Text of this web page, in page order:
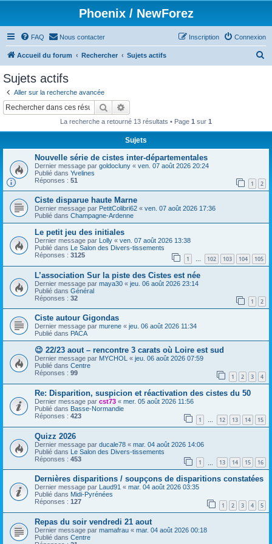
Phoenix / NewForez
FAQ Nous contacter Connexion
Inscription
Accueil du forum Rechercher Sujets actifs
Sujets actifs
Aller sur la recherche avancée
Rechercher
La recherche a retourné 13 résultats • Page 1 sur 1
Sujets
Nouvelle série de cistes inter-départementales
Dernier message par goldocluny « ven. 07 août 2026 20:24
Publié dans Yvelines
Réponses : 51 1 2
Ciste disparue haute Marne
Dernier message par PetitColibri62 « ven. 07 août 2026 17:36
Publié dans Champagne-Ardenne
Le petit jeu des initiales
Dernier message par Lolly « ven. 07 août 2026 13:38
Publié dans Le Salon des Divers-tissements
Réponses : 3125 1 … 102 103 104 105
L’association Sur la piste des Cistes est née
Dernier message par maya30 « jeu. 06 août 2026 23:14
Publié dans Général
Réponses : 32 1 2
Ciste autour Gigondas
Dernier message par murene « jeu. 06 août 2026 11:34
Publié dans PACA
😉 22/23 aout – rencontre 3 carats où Loire est sud
Dernier message par MYCHOL « jeu. 06 août 2026 07:59
Publié dans Centre
Réponses : 99 1 2 3 4
Re: Disparition, suspicion et réactivation des cistes du 50
Dernier message par cst73 « mer. 05 août 2026 11:56
Publié dans Basse-Normandie
Réponses : 423 1 … 12 13 14 15
Quizz 2026
Dernier message par ducale78 « mar. 04 août 2026 14:06
Publié dans Le Salon des Divers-tissements
Réponses : 453 1 13 14 15 16
Dernières disparitions / soupçons de disparitions constatées
Dernier message par Laud91 « mar. 04 août 2026 03:35
Publié dans Midi-Pyrénées
Réponses : 127 1 2 3 4 5
Repas du soir vendredi 21 aout
Dernier message par mamafrau « mar. 04 août 2026 00:18
Publié dans Centre